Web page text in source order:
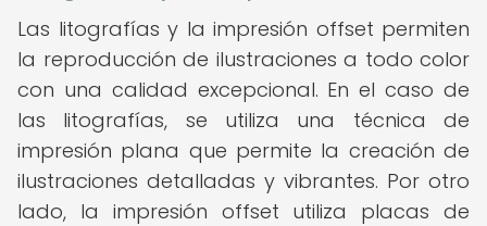
Las litografías y la impresión offset permiten
la reproducción de ilustraciones a todo color
con una calidad excepcional. En el caso de
las litografías, se utiliza una técnica de
impresión plana que permite la creación de
ilustraciones detalladas y vibrantes. Por otro
lado, la impresión offset utiliza placas de